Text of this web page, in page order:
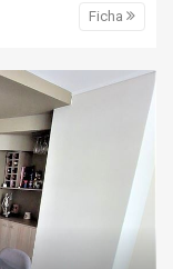
Ficha